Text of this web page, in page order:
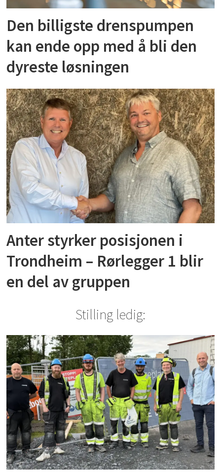
Den billigste drenspumpen
kan ende opp med å bli den
dyreste løsningen
Anter styrker posisjonen i
Trondheim – Rørlegger 1 blir
en del av gruppen
Stilling ledig: